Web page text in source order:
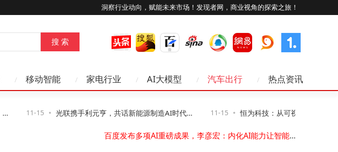
洞察行业动向，赋能未来市场！发现者网，商业视角的探索之旅！
移动智能 家电行业 AI大模型 汽车出行 热点资讯
11-15 光联携手利元亨，共话新能源制造AI时代网 11-15 恒为科技：从可视化到智算，让
得见、管得住”
未来十年科技新图景：智能硬件跃迁、AI赋能与网络无感化变革
百度发布多项AI重磅成果，李彦宏：内化AI能力让智能不再是成本而是生产力